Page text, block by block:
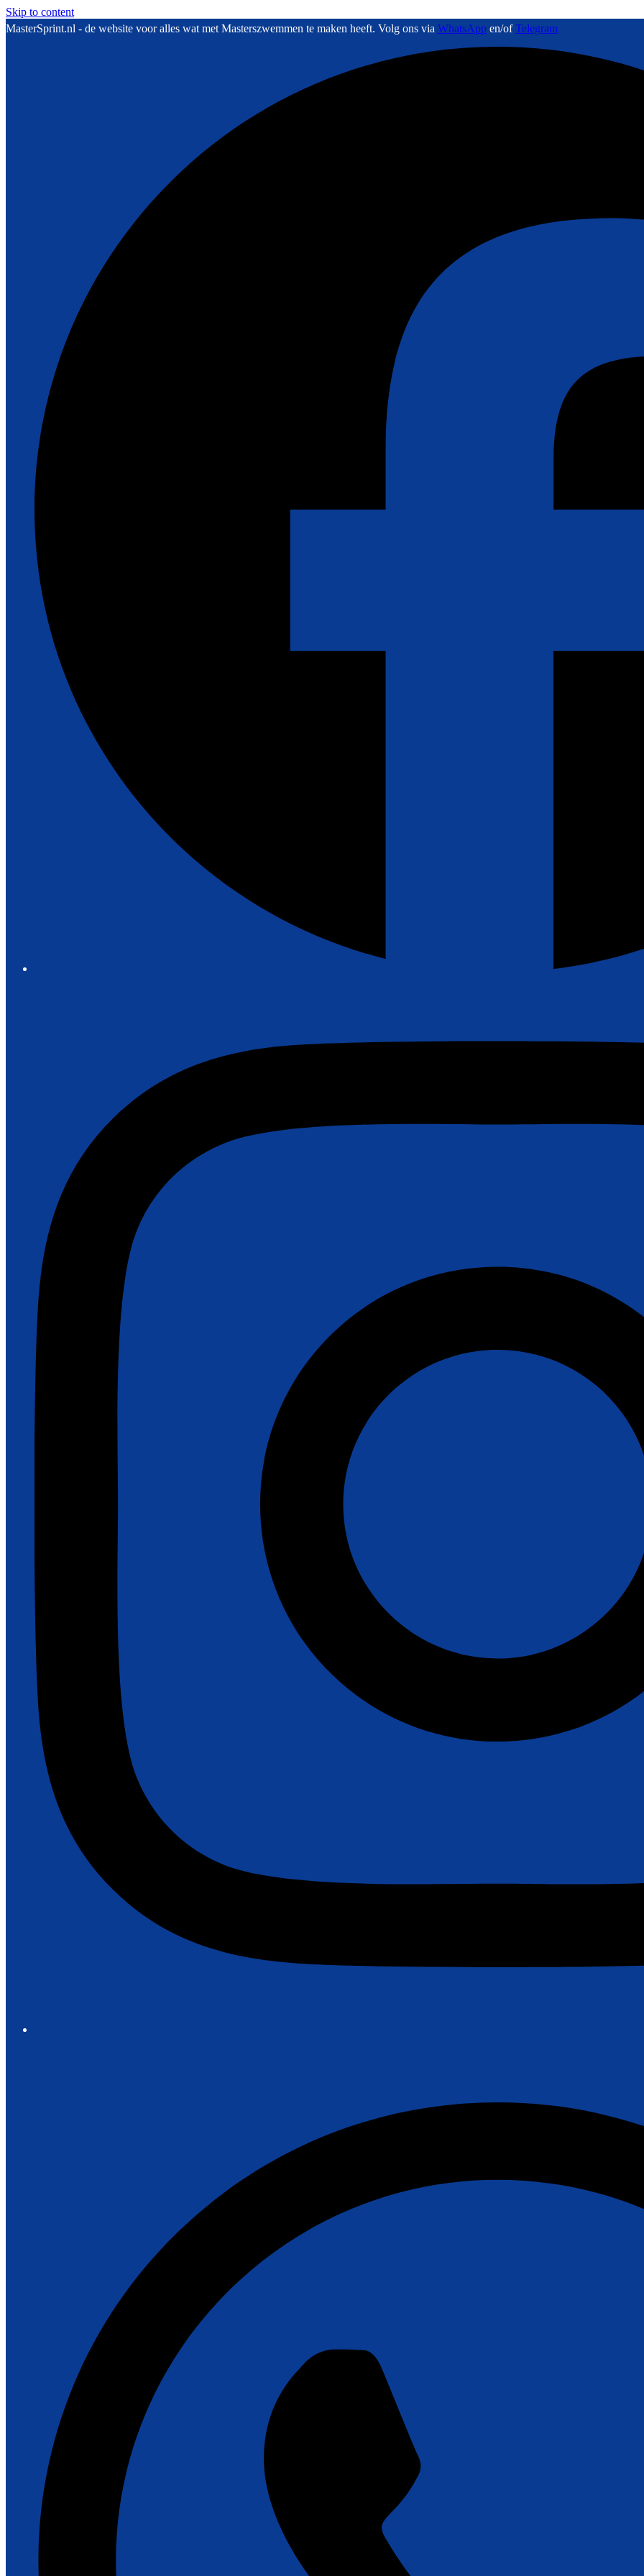
Skip to content
MasterSprint.nl - de website voor alles wat met Masterszwemmen te maken heeft. Volg ons via WhatsApp en/ofTelegram